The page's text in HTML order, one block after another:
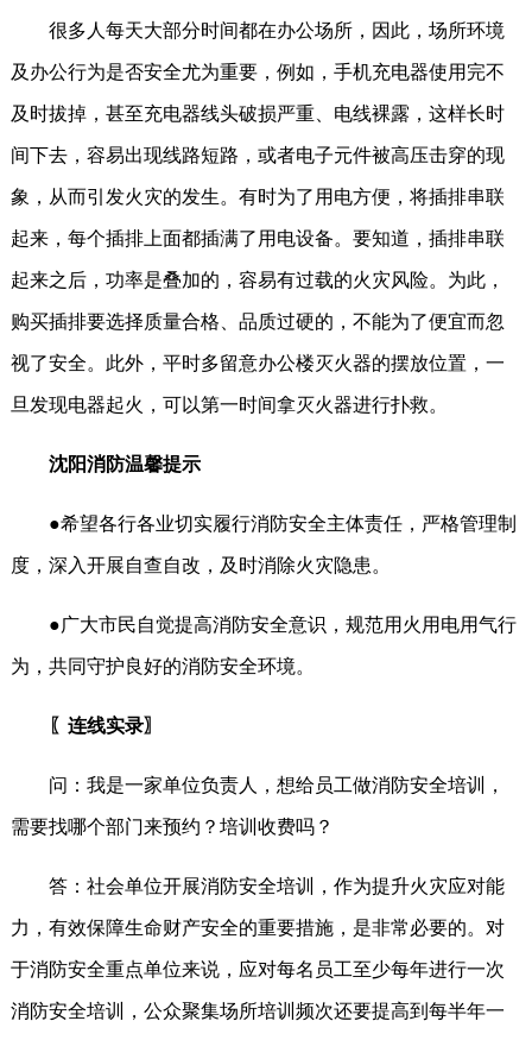
很多人每天大部分时间都在办公场所，因此，场所环境
及办公行为是否安全尤为重要，例如，手机充电器使用完不
及时拔掉，甚至充电器线头破损严重、电线裸露，这样长时
间下去，容易出现线路短路，或者电子元件被高压击穿的现
象，从而引发火灾的发生。有时为了用电方便，将插排串联
起来，每个插排上面都插满了用电设备。要知道，插排串联
起来之后，功率是叠加的，容易有过载的火灾风险。为此，
购买插排要选择质量合格、品质过硬的，不能为了便宜而忽
视了安全。此外，平时多留意办公楼灭火器的摆放位置，一
旦发现电器起火，可以第一时间拿灭火器进行扑救。
沈阳消防温馨提示
●希望各行各业切实履行消防安全主体责任，严格管理制
度，深入开展自查自改，及时消除火灾隐患。
●广大市民自觉提高消防安全意识，规范用火用电用气行
为，共同守护良好的消防安全环境。
〖连线实录〗
问：我是一家单位负责人，想给员工做消防安全培训，
需要找哪个部门来预约？培训收费吗？
答：社会单位开展消防安全培训，作为提升火灾应对能
力，有效保障生命财产安全的重要措施，是非常必要的。对
于消防安全重点单位来说，应对每名员工至少每年进行一次
消防安全培训，公众聚集场所培训频次还要提高到每半年一